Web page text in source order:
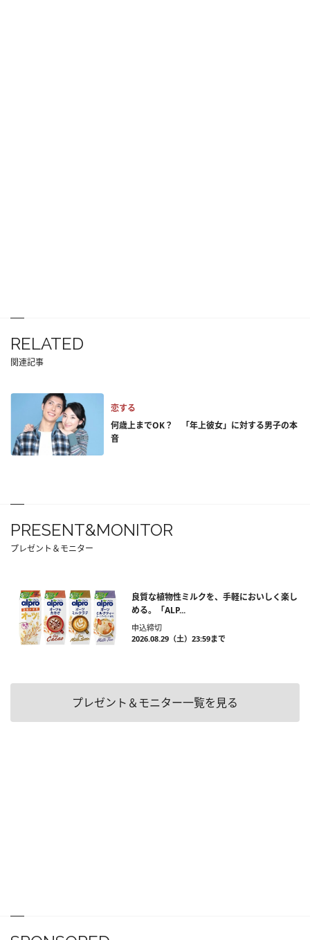
RELATED
関連記事
恋する
何歳上までOK？ 「年上彼女」に対する男子の本
音
PRESENT&MONITOR
プレゼント＆モニター
良質な植物性ミルクを、手軽においしく楽し
める。「ALP...
申込締切
2026.08.29（土）23:59まで
プレゼント＆モニター一覧を見る